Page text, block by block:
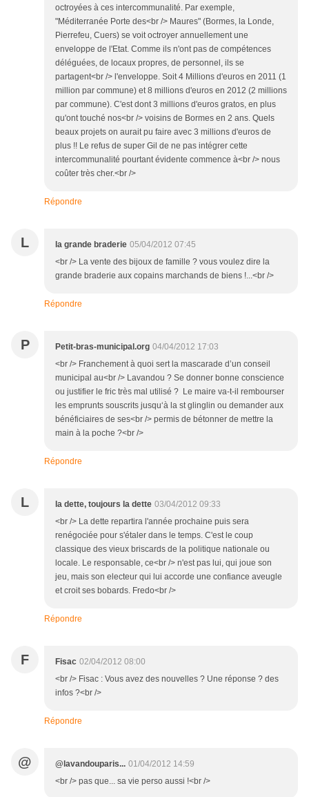
octroyées à ces intercommunalité. Par exemple,
"Méditerranée Porte des<br /> Maures" (Bormes, la Londe,
Pierrefeu, Cuers) se voit octroyer annuellement une
enveloppe de l'Etat. Comme ils n'ont pas de compétences
déléguées, de locaux propres, de personnel, ils se
partagent<br /> l'enveloppe. Soit 4 Millions d'euros en 2011 (1
million par commune) et 8 millions d'euros en 2012 (2 millions
par commune). C'est dont 3 millions d'euros gratos, en plus
qu'ont touché nos<br /> voisins de Bormes en 2 ans. Quels
beaux projets on aurait pu faire avec 3 millions d'euros de
plus !! Le refus de super Gil de ne pas intégrer cette
intercommunalité pourtant évidente commence à<br /> nous
coûter très cher.<br />
Répondre
L la grande braderie 05/04/2012 07:45
<br /> La vente des bijoux de famille ? vous voulez dire la
grande braderie aux copains marchands de biens !...<br />
Répondre
P Petit-bras-municipal.org 04/04/2012 17:03
<br /> Franchement à quoi sert la mascarade d’un conseil
municipal au<br /> Lavandou ? Se donner bonne conscience
ou justifier le fric très mal utilisé ? Le maire va-t-il rembourser
les emprunts souscrits jusqu‘à la st glinglin ou demander aux
bénéficiaires de ses<br /> permis de bétonner de mettre la
main à la poche ?<br />
Répondre
L la dette, toujours la dette 03/04/2012 09:33
<br /> La dette repartira l'année prochaine puis sera
renégociée pour s'étaler dans le temps. C'est le coup
classique des vieux briscards de la politique nationale ou
locale. Le responsable, ce<br /> n'est pas lui, qui joue son
jeu, mais son electeur qui lui accorde une confiance aveugle
et croit ses bobards. Fredo<br />
Répondre
F Fisac 02/04/2012 08:00
<br /> Fisac : Vous avez des nouvelles ? Une réponse ? des
infos ?<br />
Répondre
@ @lavandouparis... 01/04/2012 14:59
<br /> pas que... sa vie perso aussi !<br />